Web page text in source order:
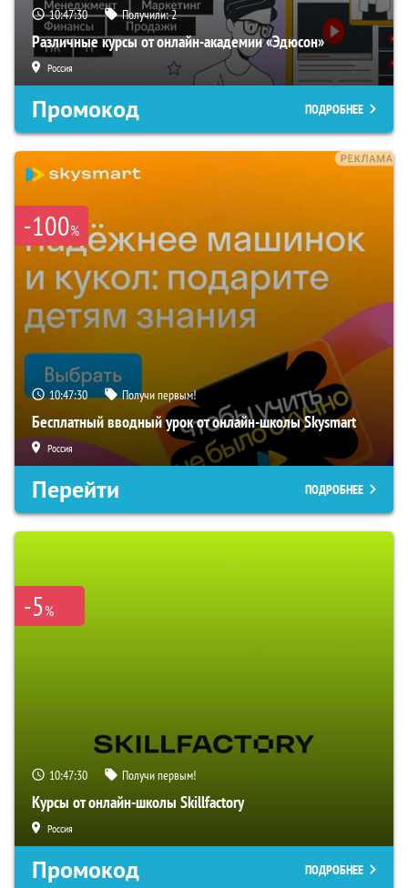
10:47:29 Получили:2
Различные курсы от онлайн-академии «Эдюсон»
Россия
Промокод ПОДРОБНЕЕ
-100%
10:47:29 Получи первым!
Бесплатный вводный урок от онлайн-школы Skysmart
Россия
Перейти ПОДРОБНЕЕ
-5%
10:47:29 Получи первым!
Курсы от онлайн-школы Skillfactory
Россия
Промокод ПОДРОБНЕЕ